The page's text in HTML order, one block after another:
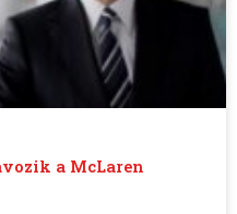
a McLaren